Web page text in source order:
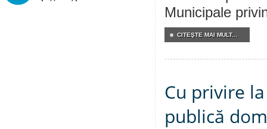
Municipale
CITEŞTE MAI MULT...
Cu privire
publică